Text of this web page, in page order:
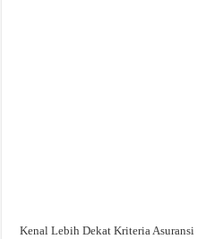
Kenal Lebih Dekat Kriteria